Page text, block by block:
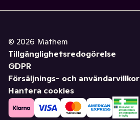
© 2026 Mathem
Tillgänglighetsredogörelse
GDPR
Försäljnings- och användarvillkor
Hantera cookies